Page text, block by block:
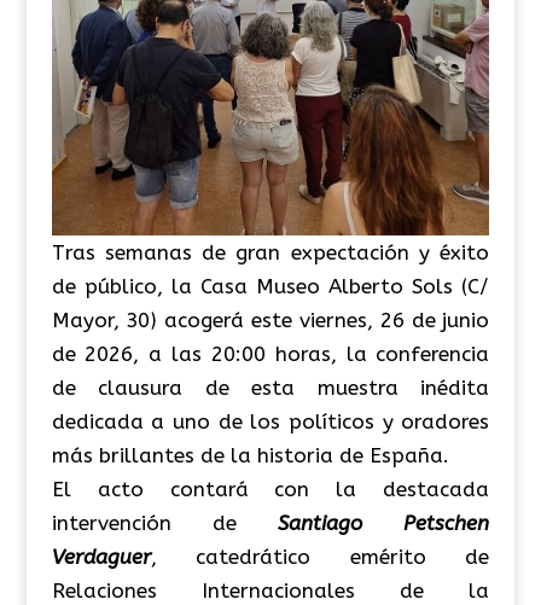
Tras semanas de gran expectación y éxito
de público, la Casa Museo Alberto Sols (C/
Mayor, 30) acogerá este viernes, 26 de junio
de 2026, a las 20:00 horas, la conferencia
de clausura de esta muestra inédita
dedicada a uno de los políticos y oradores
más brillantes de la historia de España.
El acto contará con la destacada
intervención deSantiago Petschen
Verdaguer, catedrático emérito de
Relaciones Internacionales de la